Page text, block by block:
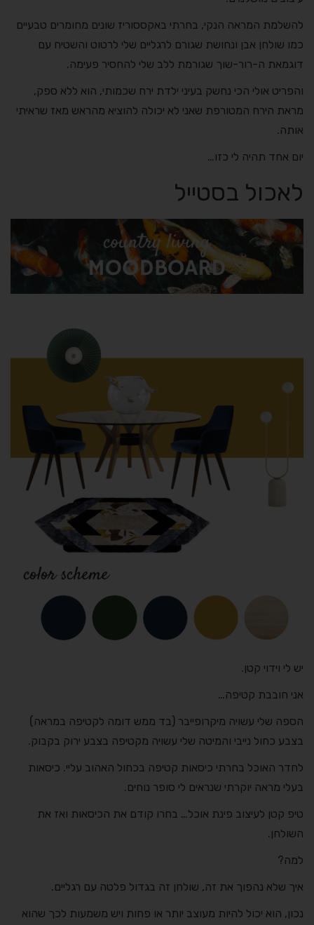
להשלמת המראה הנקי, בחרתי באקססוריז שונים מחומרים טבעיים
כמו שולחן אבן ונחושת שגורם לרגליים שלי לרטוט והשטיח עם
דוגמאת ה-רור-שוך שגורמת ללב שלי להחסיר פעימה.
והפריט אולי הכי נחשק בעיני ילדת ירח שכמותי, הוא ללא ספק,
מראת הירח המטורפת שאני לא יכולה להוציא מהראש מאז שראיתי
אותה.
יום אחד תהיה לי כזו…
לאכול בסטייל
יש לי וידוי קטן.
אני חובבת קטיפה…
הספה שלי עשויה מיקרופייבר (בד ממש דומה לקטיפה במראה)
בצבע כחול נייבי והמיטה שלי עשויה מקטיפה בצבע ירוק בקבוק.
לחדר האוכל בחרתי כיסאות קטיפה בכחול האהוב עליי. כיסאות
בעלי מראה יוקרתי שנראים לי סופר נוחים.
טיפ קטן לעיצוב פינת אוכל… בחרו קודם את הכיסאות ואז את
השולחן.
למה?
איך שלא נהפוך את זה, שולחן זה בגדול פלטה עם רגליים.
נכון, הוא יכול להיות מעוצב יותר או פחות ויש משמעות לכך שהוא